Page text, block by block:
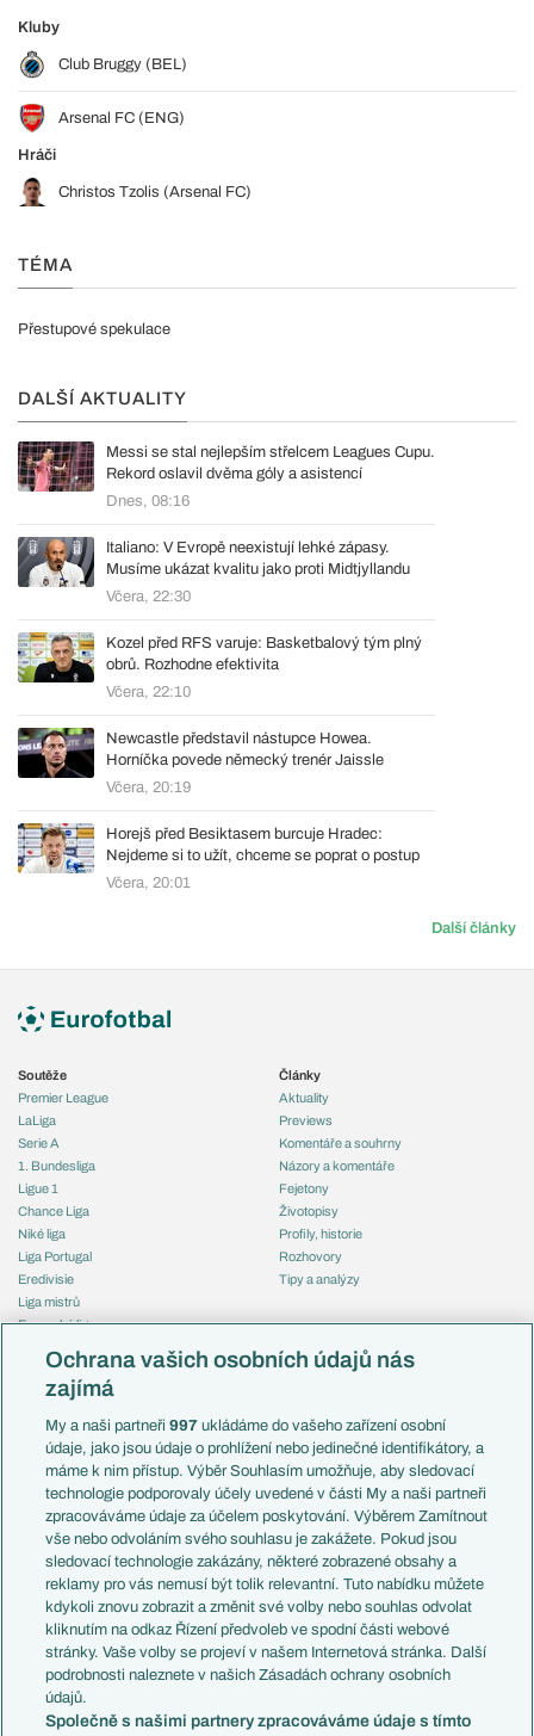
Kluby
Club Bruggy (BEL)
Arsenal FC (ENG)
Hráči
Christos Tzolis (Arsenal FC)
TÉMA
Přestupové spekulace
DALŠÍ AKTUALITY
Messi se stal nejlepším střelcem Leagues Cupu.
Rekord oslavil dvěma góly a asistencí
Dnes, 08:16
Italiano: V Evropě neexistují lehké zápasy.
Musíme ukázat kvalitu jako proti Midtjyllandu
Včera, 22:30
Kozel před RFS varuje: Basketbalový tým plný
obrů. Rozhodne efektivita
Včera, 22:10
Newcastle představil nástupce Howea.
Horníčka povede německý trenér Jaissle
Včera, 20:19
Horejš před Besiktasem burcuje Hradec:
Nejdeme si to užít, chceme se poprat o postup
Včera, 20:01
Další články
Soutěže
Premier League
LaLiga
Serie A
1. Bundesliga
Ligue 1
Chance Liga
Niké liga
Liga Portugal
Eredivisie
Liga mistrů
Evropská liga
Mistrovství světa
Liga národů
Témata
Představení týmů MS
EuroSkauting
PL v kostce
Evropské koeficienty
Přestupy
Přestupové spekulace
Zranění
Kluby
Arsenal FC
Chelsea FC
Manchester United
Články
Aktuality
Previews
Komentáře a souhrny
Názory a komentáře
Fejetony
Životopisy
Profily, historie
Rozhovory
Tipy a analýzy
Česko
Francie
Itálie
Německo
Španělsko
Argentina
Brazílie
Přestupy
Zápasy
Livescore
Tipovací soutěž
Ochrana vašich osobních údajů nás
zajímá
My a naši partneři997 ukládáme do vašeho zařízení osobní
údaje, jako jsou údaje o prohlížení nebo jedinečné identifikátory, a
máme k nim přístup. Výběr Souhlasím umožňuje, aby sledovací
technologie podporovaly účely uvedené v části My a naši partneři
zpracováváme údaje za účelem poskytování. Výběrem Zamítnout
vše nebo odvoláním svého souhlasu je zakážete. Pokud jsou
sledovací technologie zakázány, některé zobrazené obsahy a
reklamy pro vás nemusí být tolik relevantní. Tuto nabídku můžete
kdykoli znovu zobrazit a změnit své volby nebo souhlas odvolat
kliknutím na odkaz Řízení předvoleb ve spodní části webové
stránky. Vaše volby se projeví v našem Internetová stránka. Další
podrobnosti naleznete v našich Zásadách ochrany osobních
údajů.
Společně s našimi partnery zpracováváme údaje s tímto